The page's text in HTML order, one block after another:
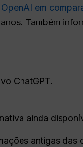
em
Também
ChatGPT.
ainda
antigas das